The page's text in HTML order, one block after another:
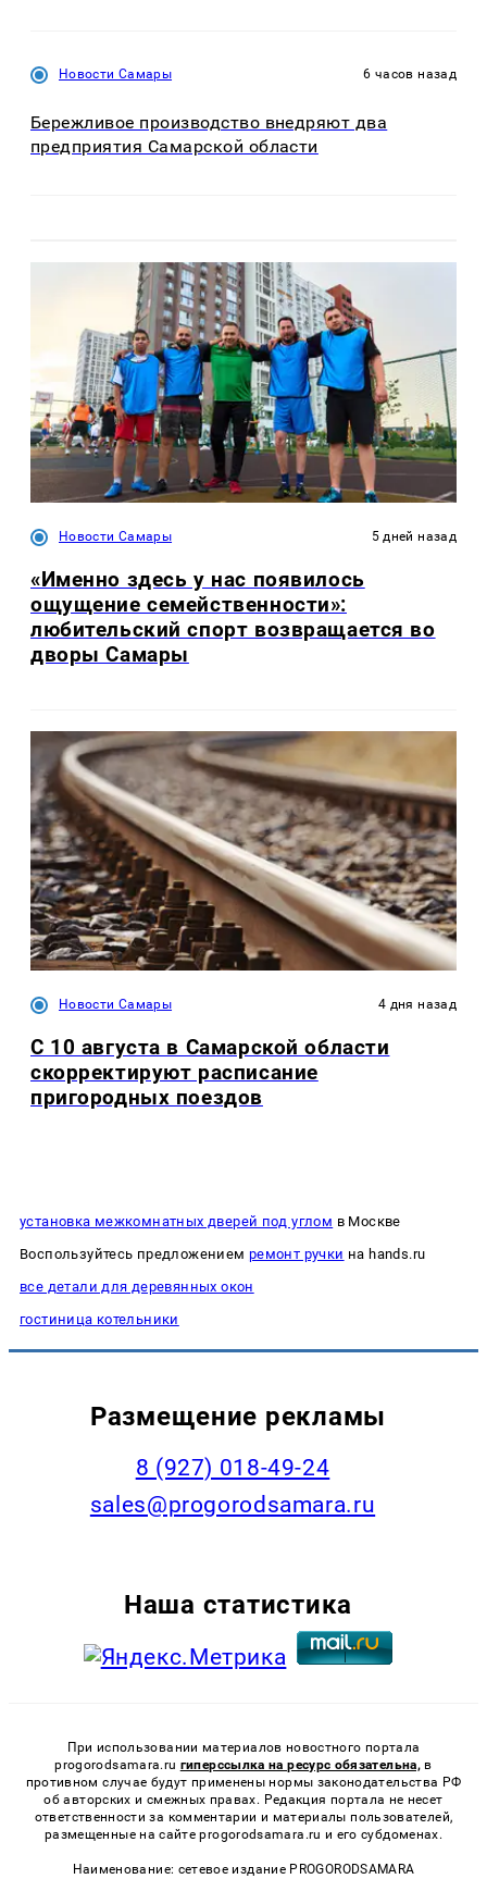
Новости Самары 6 часов назад
Бережливое производство внедряют два
предприятия Самарской области
Новости Самары 5 дней назад
«Именно здесь у нас появилось
ощущение семейственности»:
любительский спорт возвращается во
дворы Самары
Новости Самары 4 дня назад
С 10 августа в Самарской области
скорректируют расписание
пригородных поездов
установка межкомнатных дверей под углом в Москве
Воспользуйтесь предложением ремонт ручки на hands.ru
все детали для деревянных окон
гостиница котельники
Размещение рекламы
8 (927) 018-49-24
sales@progorodsamara.ru
Наша статистика
При использовании материалов новостного портала
progorodsamara.ru гиперссылка на ресурс обязательна, в
противном случае будут применены нормы законодательства РФ
об авторских и смежных правах. Редакция портала не несет
ответственности за комментарии и материалы пользователей,
размещенные на сайте progorodsamara.ru и его субдоменах.
Наименование: сетевое издание PROGORODSAMARA